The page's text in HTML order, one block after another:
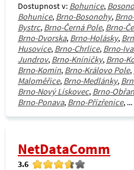
Dostupnost v: Bohunice,
Bohunice, Brno-Bosonohy,
Bystrc, Brno-Černá Pole, Brno-
Brno-Dvorska, Brno-Holásky,
Husovice, Brno-Chrlice, Brno-
Jundrov, Brno-Kníničky, Brno-
Brno-Komín, Brno-Královo Pole,
Maloměřice, Brno-Medlánky,
Brno-Nový Lískovec, Brno-
Brno-Ponava, Brno-Přízřenice, ...
NetDataComm
3.6